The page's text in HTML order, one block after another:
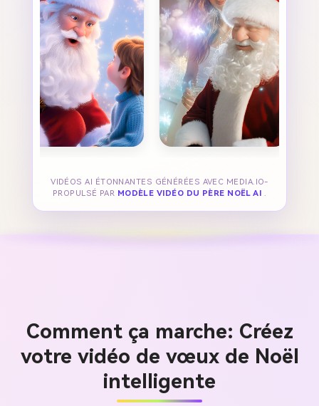
VIDÉOS AI ÉTONNANTES GÉNÉRÉES AVEC MEDIA.IO-
PROPULSÉ PAR MODÈLE VIDÉO DU PÈRE NOËL AI .
Comment ça marche: Créez
votre vidéo de vœux de Noël
intelligente